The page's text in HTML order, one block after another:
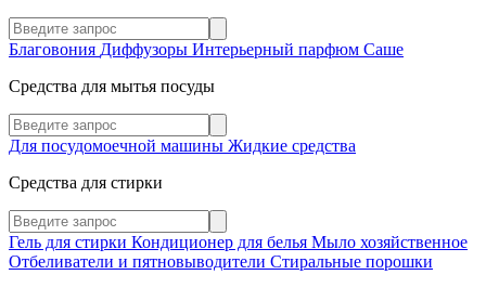
Благовония Диффузоры Интерьерный парфюм Саше
Средства для мытья посуды
Для посудомоечной машины Жидкие средства
Средства для стирки
Гель для стирки Кондиционер для белья Мыло хозяйственное
Отбеливатели и пятновыводители Стиральные порошки